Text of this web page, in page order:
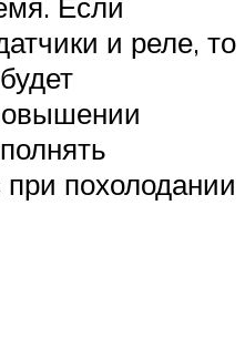
и реле, то
похолодании